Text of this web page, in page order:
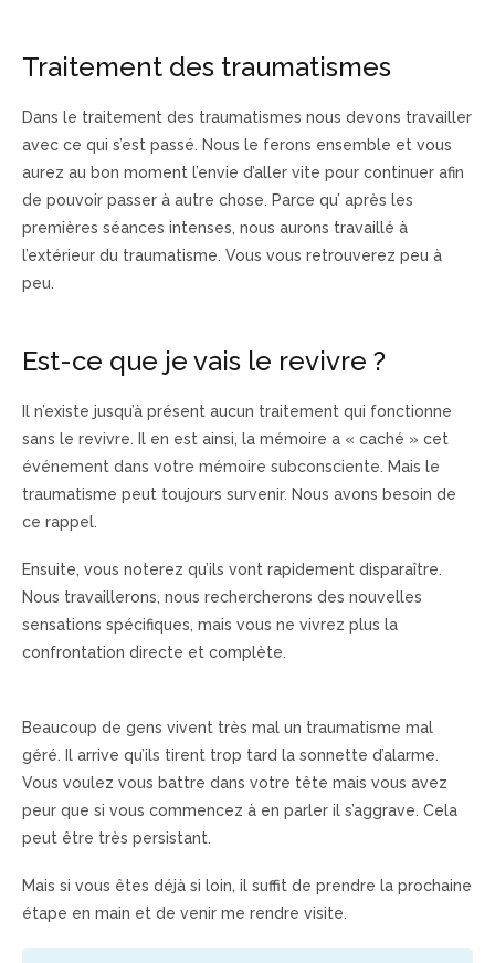
Traitement des traumatismes
Dans le traitement des traumatismes nous devons travailler
avec ce qui s’est passé. Nous le ferons ensemble et vous
aurez au bon moment l’envie d’aller vite pour continuer afin
de pouvoir passer à autre chose. Parce qu’ après les
premières séances intenses, nous aurons travaillé à
l’extérieur du traumatisme. Vous vous retrouverez peu à
peu.
Est-ce que je vais le revivre ?
Il n’existe jusqu’à présent aucun traitement qui fonctionne
sans le revivre. Il en est ainsi, la mémoire a « caché » cet
événement dans votre mémoire subconsciente. Mais le
traumatisme peut toujours survenir. Nous avons besoin de
ce rappel.
Ensuite, vous noterez qu’ils vont rapidement disparaître.
Nous travaillerons, nous rechercherons des nouvelles
sensations spécifiques, mais vous ne vivrez plus la
confrontation directe et complète.
Beaucoup de gens vivent très mal un traumatisme mal
géré. Il arrive qu’ils tirent trop tard la sonnette d’alarme.
Vous voulez vous battre dans votre tête mais vous avez
peur que si vous commencez à en parler il s’aggrave. Cela
peut être très persistant.
Mais si vous êtes déjà si loin, il suffit de prendre la prochaine
étape en main et de venir me rendre visite.